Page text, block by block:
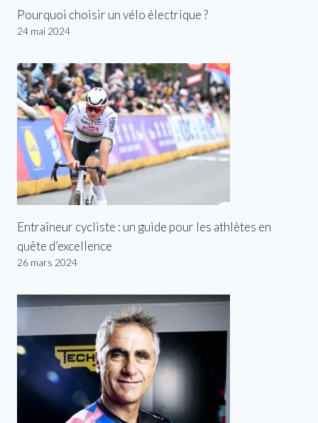
Pourquoi choisir un vélo électrique ?
24 mai 2024
Entraîneur cycliste : un guide pour les athlètes en
quête d’excellence
26 mars 2024